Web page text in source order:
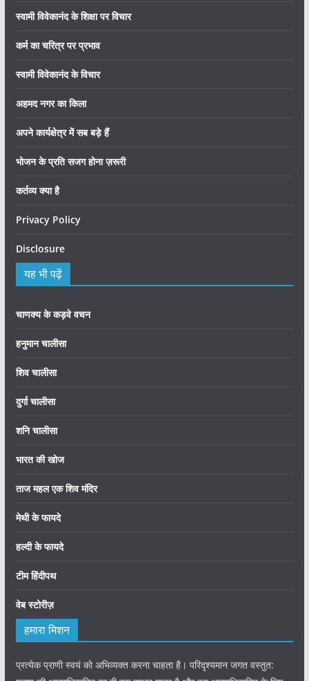
स्वामी विवेकानंद के शिक्षा पर विचार
कर्म का चरित्र पर प्रभाव
स्वामी विवेकानंद के विचार
अहमद नगर का किला
अपने कार्यक्षेत्र में सब बड़े हैं
भोजन के प्रति सजग होना ज़रूरी
कर्तव्य क्या है
Privacy Policy
Disclosure
यह भी पढ़ें
चाणक्य के कड़वे वचन
हनुमान चालीसा
शिव चालीसा
दुर्गा चालीसा
शनि चालीसा
भारत की खोज
ताज महल एक शिव मंदिर
मेथी के फायदे
हल्दी के फायदे
टीम हिंदीपथ
वेब स्टोरीज़
हमारा मिशन
प्रत्येक प्राणी स्वयं को अभिव्यक्त करना चाहता है। परिदृश्यमान जगत वस्तुत: